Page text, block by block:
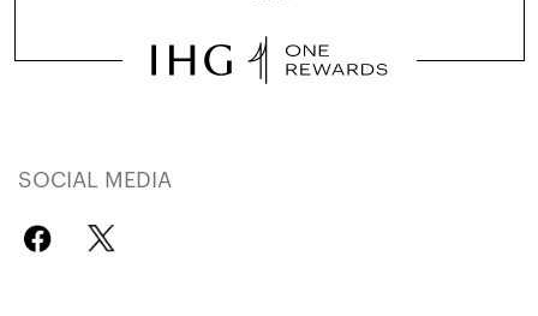
SOCIAL MEDIA